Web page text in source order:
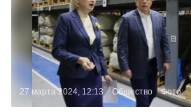
27 марта 2024, 12:13 Общество Фото: